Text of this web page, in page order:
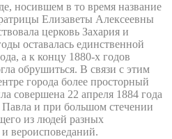
носившем в то время название
Елизаветы Алексеевны
церковь Захария и
оставалась единственной
а к концу 1880-х годов
обрушиться. В связи с этим
города более просторный
совершена 22 апреля 1884 года
Павла и при большом стечении
из людей разных
вероисповеданий.